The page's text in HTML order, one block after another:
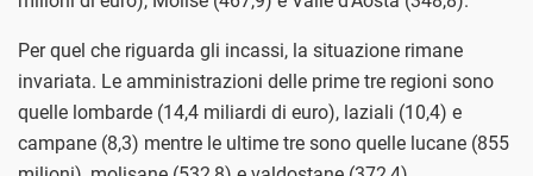
Per quel che riguarda gli incassi, la situazione rimane
invariata. Le amministrazioni delle prime tre regioni sono
quelle lombarde (14,4 miliardi di euro), laziali (10,4) e
campane (8,3) mentre le ultime tre sono quelle lucane (855